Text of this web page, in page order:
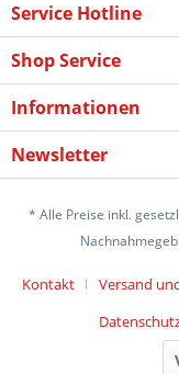
Service Hotline
Shop Service
Informationen
Newsletter
* Alle Preise inkl.
Kontakt Versand